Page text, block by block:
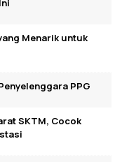
Menarik untuk
PPG
SKTM, Cocok